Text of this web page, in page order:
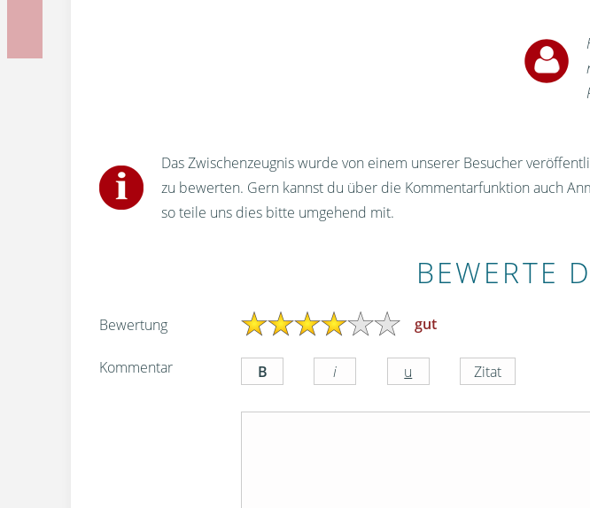
Das Zwischenzeugnis wurde von einem unserer Besucher
zu bewerten. Gern kannst du über die Kommentarfunktion auch
so teile uns dies bitte umgehend mit.
BEWERTE
Bewertung gut
Kommentar